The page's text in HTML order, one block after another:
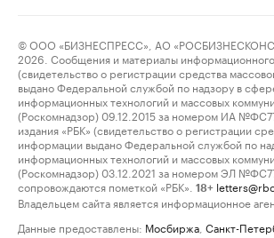
© ООО «БИЗНЕСПРЕСС», АО
2026. Сообщения и материалы информационного
(свидетельство о регистрации средства
выдано Федеральной службой по надзору в
информационных технологий и массовых
(Роскомнадзор) 09.12.2015 за номером ИА
издания «РБК» (свидетельство о регистрации
информации выдано Федеральной службой по
информационных технологий и массовых
(Роскомнадзор) 03.12.2021 за номером ЭЛ
сопровождаются пометкой «РБК».
18+
Владельцем сайта является информационное
Данные предоставлены: Мосбиржа Санкт-